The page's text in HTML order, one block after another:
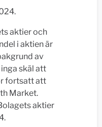
aktier och
i aktien är
av
skäl att
fortsatt att
Market.
aktier